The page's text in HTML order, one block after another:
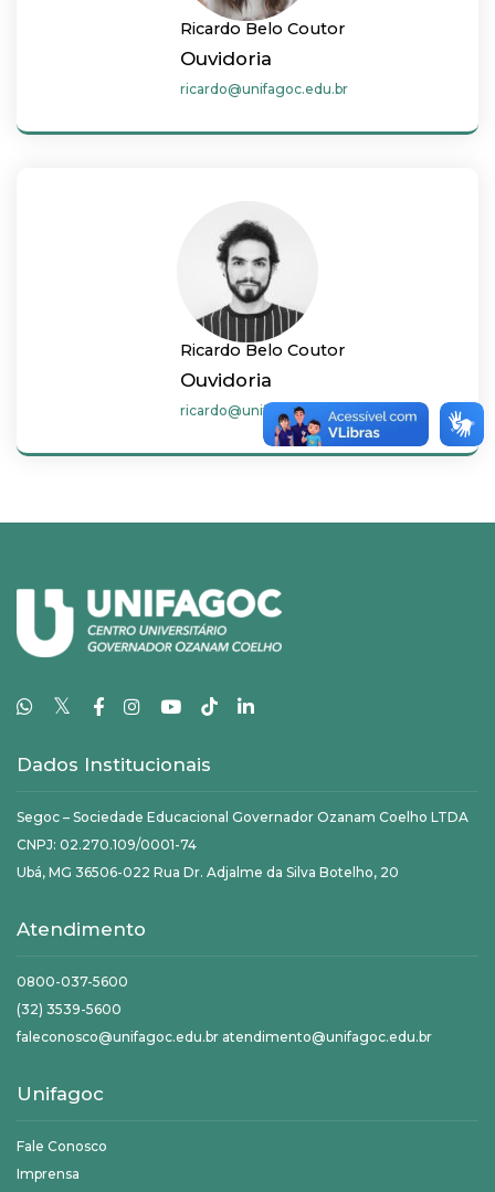
Ricardo Belo Coutor
Ouvidoria
ricardo@unifagoc.edu.br
Ricardo Belo Coutor
Ouvidoria
ricardo@unifagoc.edu.br
𝕏
Dados Institucionais
Segoc – Sociedade Educacional Governador Ozanam Coelho LTDA
CNPJ: 02.270.109/0001-74
Ubá, MG 36506-022 Rua Dr. Adjalme da Silva Botelho, 20
Atendimento
0800-037-5600
(32) 3539-5600
faleconosco@unifagoc.edu.br atendimento@unifagoc.edu.br
Unifagoc
Fale Conosco
Imprensa